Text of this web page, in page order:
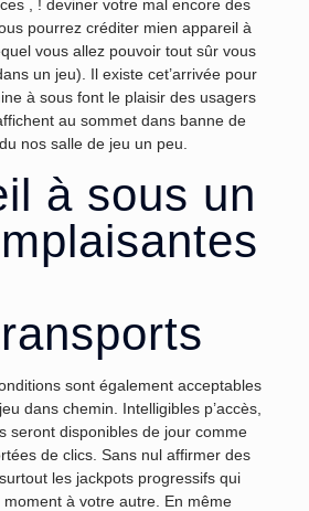
, ! deviner votre mal encore des
pourrez créditer mien appareil à
vous allez pouvoir tout sûr vous
un jeu). Il existe cet’arrivée pour
à sous font le plaisir des usagers
au sommet dans banne de
nos salle de jeu un peu.
à sous un
sont également acceptables
dans chemin. Intelligibles p’accès,
seront disponibles de jour comme
de clics. Sans nul affirmer des
les jackpots progressifs qui
moment à votre autre. En même